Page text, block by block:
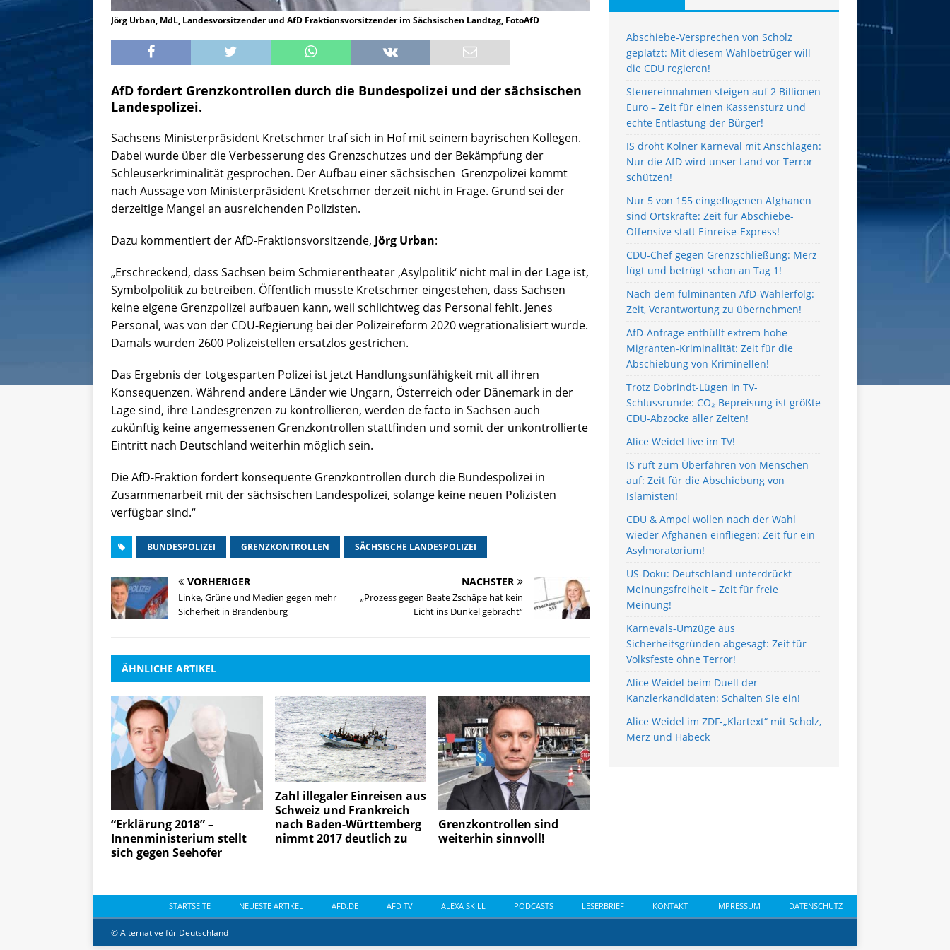
Jörg Urban, MdL, Landesvorsitzender und AfD Fraktionsvorsitzender im Sächsischen Landtag, FotoAfD
AfD fordert Grenzkontrollen durch die Bundespolizei und der sächsischen
Landespolizei.
Sachsens Ministerpräsident Kretschmer traf sich in Hof mit seinem bayrischen Kollegen.
Dabei wurde über die Verbesserung des Grenzschutzes und der Bekämpfung der
Schleuserkriminalität gesprochen. Der Aufbau einer sächsischen Grenzpolizei kommt
nach Aussage von Ministerpräsident Kretschmer derzeit nicht in Frage. Grund sei der
derzeitige Mangel an ausreichenden Polizisten.
Dazu kommentiert der AfD-Fraktionsvorsitzende, Jörg Urban:
„Erschreckend, dass Sachsen beim Schmierentheater ‚Asylpolitik‘ nicht mal in der Lage ist,
Symbolpolitik zu betreiben. Öffentlich musste Kretschmer eingestehen, dass Sachsen
keine eigene Grenzpolizei aufbauen kann, weil schlichtweg das Personal fehlt. Jenes
Personal, was von der CDU-Regierung bei der Polizeireform 2020 wegrationalisiert wurde.
Damals wurden 2600 Polizeistellen ersatzlos gestrichen.
Das Ergebnis der totgesparten Polizei ist jetzt Handlungsunfähigkeit mit all ihren
Konsequenzen. Während andere Länder wie Ungarn, Österreich oder Dänemark in der
Lage sind, ihre Landesgrenzen zu kontrollieren, werden de facto in Sachsen auch
zukünftig keine angemessenen Grenzkontrollen stattfinden und somit der unkontrollierte
Eintritt nach Deutschland weiterhin möglich sein.
Die AfD-Fraktion fordert konsequente Grenzkontrollen durch die Bundespolizei in
Zusammenarbeit mit der sächsischen Landespolizei, solange keine neuen Polizisten
verfügbar sind.“
BUNDESPOLIZEI GRENZKONTROLLEN SÄCHSISCHE LANDESPOLIZEI
VORHERIGER
Linke, Grüne und Medien gegen mehr
Sicherheit in Brandenburg
NÄCHSTER
„Prozess gegen Beate Zschäpe hat kein
Licht ins Dunkel gebracht“
ÄHNLICHE ARTIKEL
“Erklärung 2018” –
Innenministerium stellt
sich gegen Seehofer
Zahl illegaler Einreisen aus
Schweiz und Frankreich
nach Baden-Württemberg
nimmt 2017 deutlich zu
Grenzkontrollen sind
weiterhin sinnvoll!
Abschiebe-Versprechen von Scholz
geplatzt: Mit diesem Wahlbetrüger will
die CDU regieren!
Steuereinnahmen steigen auf 2 Billionen
Euro – Zeit für einen Kassensturz und
echte Entlastung der Bürger!
IS droht Kölner Karneval mit Anschlägen:
Nur die AfD wird unser Land vor Terror
schützen!
Nur 5 von 155 eingeflogenen Afghanen
sind Ortskräfte: Zeit für Abschiebe-
Offensive statt Einreise-Express!
CDU-Chef gegen Grenzschließung: Merz
lügt und betrügt schon an Tag 1!
Nach dem fulminanten AfD-Wahlerfolg:
Zeit, Verantwortung zu übernehmen!
AfD-Anfrage enthüllt extrem hohe
Migranten-Kriminalität: Zeit für die
Abschiebung von Kriminellen!
Trotz Dobrindt-Lügen in TV-
Schlussrunde: CO₂-Bepreisung ist größte
CDU-Abzocke aller Zeiten!
Alice Weidel live im TV!
IS ruft zum Überfahren von Menschen
auf: Zeit für die Abschiebung von
Islamisten!
CDU & Ampel wollen nach der Wahl
wieder Afghanen einfliegen: Zeit für ein
Asylmoratorium!
US-Doku: Deutschland unterdrückt
Meinungsfreiheit – Zeit für freie
Meinung!
Karnevals-Umzüge aus
Sicherheitsgründen abgesagt: Zeit für
Volksfeste ohne Terror!
Alice Weidel beim Duell der
Kanzlerkandidaten: Schalten Sie ein!
Alice Weidel im ZDF-„Klartext“ mit Scholz,
Merz und Habeck
STARTSEITE NEUESTE ARTIKEL AFD.DE AFD TV ALEXA SKILL PODCASTS LESERBRIEF KONTAKT IMPRESSUM DATENSCHUTZ
© Alternative für Deutschland